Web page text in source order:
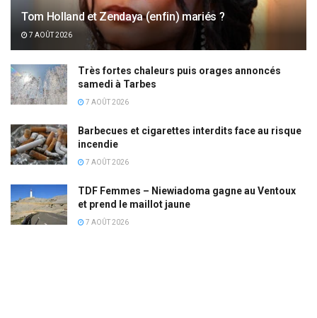
Tom Holland et Zendaya (enfin) mariés ?
7 AOÛT 2026
Très fortes chaleurs puis orages annoncés
samedi à Tarbes
7 AOÛT 2026
Barbecues et cigarettes interdits face au risque
incendie
7 AOÛT 2026
TDF Femmes – Niewiadoma gagne au Ventoux
et prend le maillot jaune
7 AOÛT 2026